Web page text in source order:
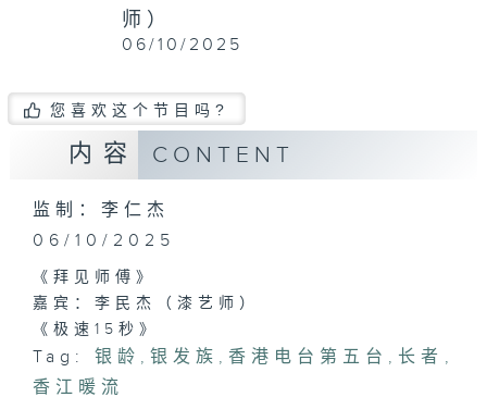
师）
06/10/2025
您喜欢这个节目吗?
内容 CONTENT
监制：李仁杰
06/10/2025
《拜见师傅》
嘉宾：李民杰（漆艺师）
《极速15秒》
Tag: 银龄 , 银发族 , 香港电台第五台 , 长者 ,
香江暖流